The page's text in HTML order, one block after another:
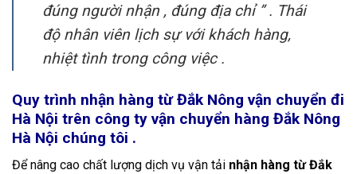
đúng người nhận , đúng địa chỉ ” . Thái
độ nhân viên lịch sự với khách hàng,
nhiệt tình trong công việc .
Quy trình nhận hàng từ Đắk Nông vận chuyển đi
Hà Nội trên công ty vận chuyển hàng Đắk Nông
Hà Nội chúng tôi .
Để nâng cao chất lượng dịch vụ vận tải nhận hàng từ Đắk